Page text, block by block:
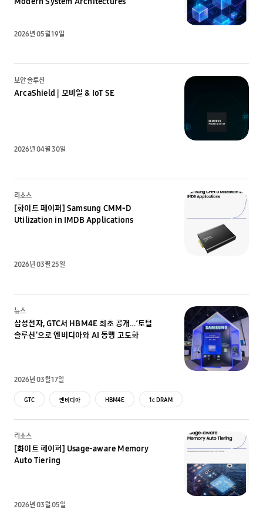
2026년 05월 19일
보안 솔루션
ArcaShield | 모바일 & IoT SE
2026년 04월 30일
리소스
[화이트 페이퍼] Samsung CMM-D
Utilization in IMDB Applications
2026년 03월 25일
뉴스
삼성전자, GTC서 HBM4E 최초 공개…‘토털
솔루션’으로 엔비디아와 AI 동맹 고도화
2026년 03월 17일
GTC 엔비디아 HBM4E 1c DRAM
리소스
[화이트 페이퍼] Usage-aware Memory
Auto Tiering
2026년 03월 05일